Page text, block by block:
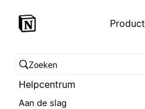
Product
Zoeken in het Helpcentrum
Helpcentrum
Aan de slag